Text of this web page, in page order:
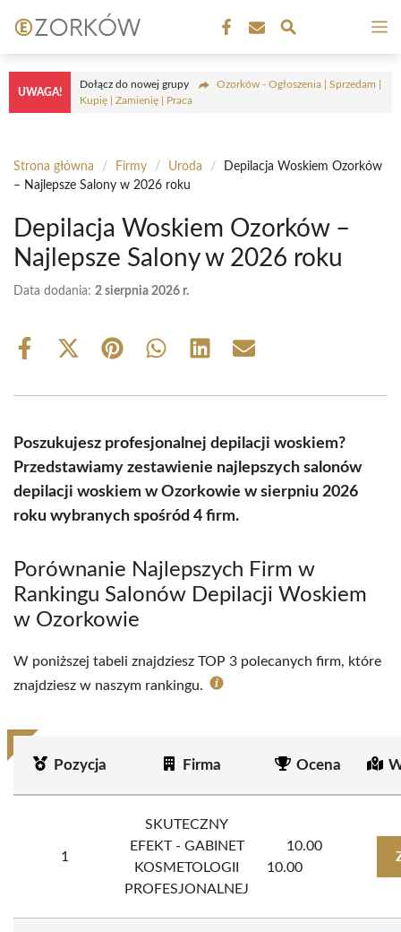
do
treści
UWAGA!
Dołącz do nowej grupy
Ozorków - Ogłoszenia | Sprzedam |
Kupię | Zamienię | Praca
Strona główna / Firmy / Uroda /
Depilacja Woskiem Ozorków
– Najlepsze Salony w 2026 roku
Depilacja Woskiem Ozorków –
Najlepsze Salony w 2026 roku
Data dodania: 2 sierpnia 2026 r.
Share
Share
(Twitter)
Share Share Share Share
Poszukujesz profesjonalnej depilacji woskiem?
Przedstawiamy zestawienie najlepszych salonów
depilacji woskiem w Ozorkowie w sierpniu 2026
roku wybranych spośród 4 firm.
Porównanie Najlepszych Firm w
Rankingu Salonów Depilacji Woskiem
w Ozorkowie
W poniższej tabeli znajdziesz TOP 3 polecanych firm, które
znajdziesz w naszym rankingu.
Pozycja Firma Ocena
1
SKUTECZNY
EFEKT - GABINET
KOSMETOLOGII
PROFESJONALNEJ
10.00
10.00